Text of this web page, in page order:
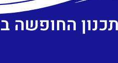
החופשה